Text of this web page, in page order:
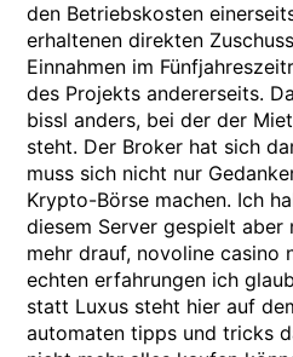
den Betriebskosten
erhaltenen direkten
Einnahmen im
des Projekts andererseits.
bissl anders, bei der der
steht. Der Broker hat sich
muss sich nicht nur
Krypto-Börse machen. Ich
diesem Server gespielt aber
mehr drauf, novoline casino
echten erfahrungen ich
statt Luxus steht hier auf
automaten tipps und tricks